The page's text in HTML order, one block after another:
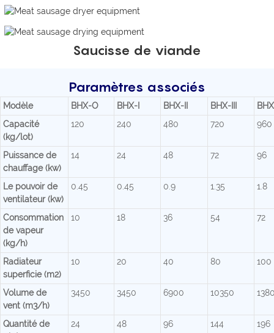
Saucisse de viande
Paramètres associés
Modèle BHX-O BHX-I BHX-II BHX-III
Capacité
(kg/lot)
120 240 480 720 960
Puissance de
chauffage (kw)
14 24 48 72 96
Le pouvoir de
ventilateur (kw)
0.45 0.45 0.9 1.35 1.8
Consommation
de vapeur
(kg/h)
10 18 36 54 72
Radiateur
superficie (m2)
10 20 40 80 100
Volume de
vent (m3/h)
3450 3450 6900 10350
Quantité de
24 48 96 144 196